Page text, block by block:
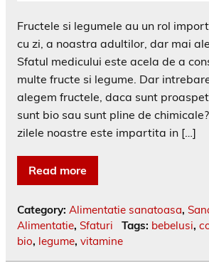
Fructele si legumele au un rol
cu zi, a noastra adultilor, dar mai
Sfatul medicului este acela de a
multe fructe si legume. Dar
alegem fructele, daca sunt
sunt bio sau sunt pline de
zilele noastre este impartita in […]
Read more
Category: Alimentatie sanatoasa,
Alimentatie, Sfaturi Tags: bebelusi,
bio, legume, vitamine